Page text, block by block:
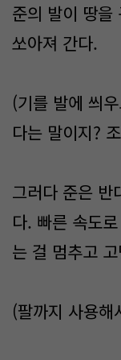
준의 발이 땅을
쏘아져 간다.
(기를 발에 씌
다는 말이지?
그러다 준은 반
다. 빠른 속도
는 걸 멈추고
(팔까지 사용해